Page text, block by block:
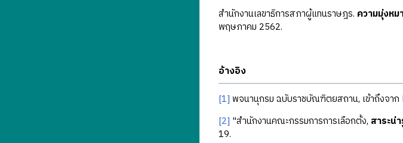
สำนักงานเลขาธิการสภาผู้แทนราษฎร. ความมุ่งห
พฤษภาคม 2562.
อ้างอิง
[1] พจนานุกรม ฉบับราชบัณฑิตยสถาน, เข้าถึงจาก
[2] "สำนักงานคณะกรรมการการเลือกตั้ง, สาระน่
19.